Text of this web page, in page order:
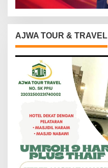
AJWA TOUR & TRAVEL